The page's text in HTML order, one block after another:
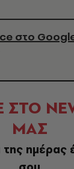
στο
ΣΤΟ
ΜΑΣ
ημέρας